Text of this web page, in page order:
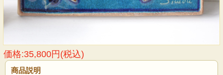
価格:35,800円(税込)
商品説明